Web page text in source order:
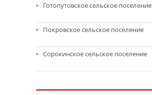
Готопутовское сельское поселение
Покровское сельское поселение
Сорокинское сельское поселение